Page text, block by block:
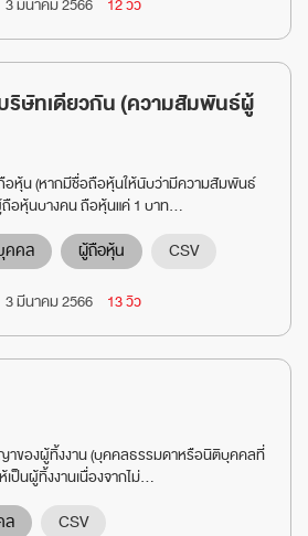
3 มีนาคม 2566 12 วิว
ริษัทเดียวกัน (ความสัมพันธ์ผู้
อหุ้น (หากมีชื่อถือหุ้นให้นับว่ามีความสัมพันธ์
ถือหุ้นบางคน ถือหุ้นแค่ 1 บาท...
คคล ผู้ถือหุ้น CSV
3 มีนาคม 2566 13 วิว
าของผู้ทิ้งงาน (บุคคลธรรมดาหรือนิติบุคคลที่
ป็นผู้ทิ้งงานเนื่องจากไม่...
ล CSV